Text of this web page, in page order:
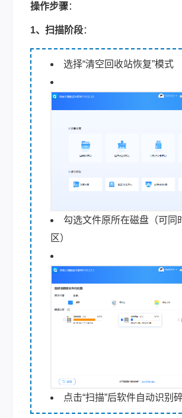
操作步骤：
1、扫描阶段：
选择“清空回收站恢复”模式
勾选文件原所在磁盘（可同
区）
点击“扫描”后软件自动识别